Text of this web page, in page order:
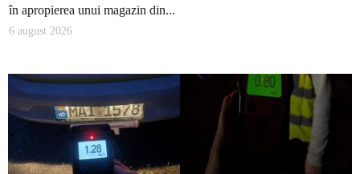
în apropierea unui magazin din...
6 august 2026